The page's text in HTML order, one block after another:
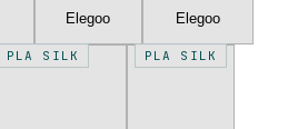
Elegoo
Elegoo
PLA SILK PLA SILK